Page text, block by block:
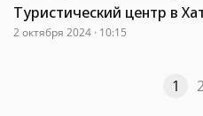
Туристический центр в
2 октября 2024 · 10:15
1